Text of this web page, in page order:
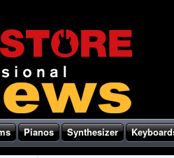
Pianos Synthesizer